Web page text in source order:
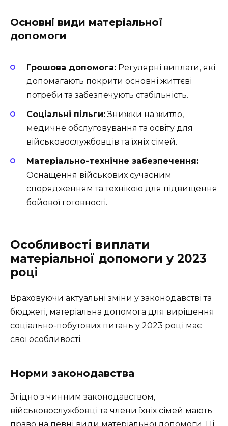
Основні види матеріальної
допомоги
Грошова допомога: Регулярні виплати, які
допомагають покрити основні життєві
потреби та забезпечують стабільність.
Соціальні пільги:Знижки на житло,
медичне обслуговування та освіту для
військовослужбовців та їхніх сімей.
Матеріально-технічне забезпечення:
Оснащення військових сучасним
спорядженням та технікою для підвищення
бойової готовності.
Особливості виплати
матеріальної допомоги у 2023
році
Враховуючи актуальні зміни у законодавстві та
бюджеті, матеріальна допомога для вирішення
соціально-побутових питань у 2023 році має
свої особливості.
Норми законодавства
Згідно з чинним законодавством,
військовослужбовці та члени їхніх сімей мають